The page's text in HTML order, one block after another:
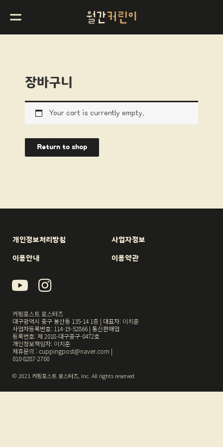
장바구니
Your cart is currently empty.
Return to shop
개인정보처리방침
이용안내
사업자정보
이용약관
커핑포스트 로스터즈
대구광역시 중구 봉산동 135-14 1층 | 대표자: 이치훈
사업자등록번호: 114-19-52866 | 통신판매업
등록번호: 제 2018-대구중구-0472호
개인정보책임자: 이치훈
제휴문의 : cuppingpost@naver.com |
010-8287-2700
© 2021 커핑포스트 로스터즈, Inc. All rights reserved